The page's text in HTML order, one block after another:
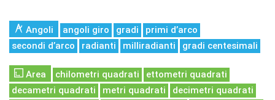
Angoli angoli giro gradi
primi d’arco
secondi d’arco
radianti milliradianti gradi centesimali
Area chilometri quadrati
ettometri quadrati
decametri quadrati
metri quadrati
decimetri quadrati